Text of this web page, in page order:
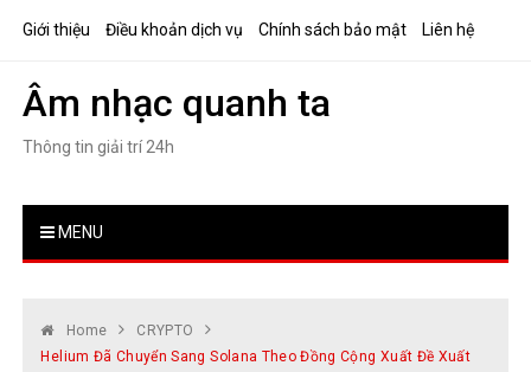
Giới thiệu Điều khoản dịch vụ Chính sách bảo mật Liên hệ
Âm nhạc quanh ta
Thông tin giải trí 24h
MENU
Home
CRYPTO
Helium Đã Chuyển Sang Solana Theo Đồng Cộng Xuất Đề Xuất